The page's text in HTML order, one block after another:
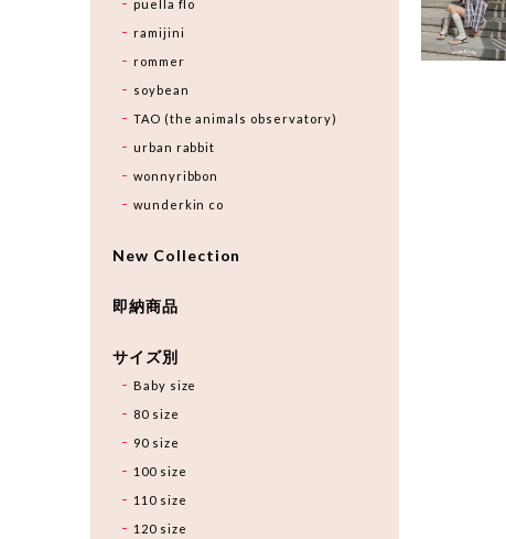
puella flo
ramijini
rommer
soybean
TAO (the animals observatory)
urban rabbit
wonnyribbon
wunderkin co
New Collection
即納商品
サイズ別
Baby size
80 size
90 size
100 size
110 size
120 size